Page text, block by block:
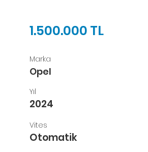
1.500.000 TL
Marka
Opel
Yıl
2024
Vites
Otomatik